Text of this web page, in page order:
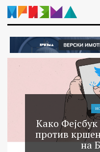
Како
против
на